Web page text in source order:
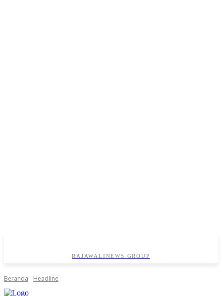
RAJAWALINEWS GROUP
Beranda Headline